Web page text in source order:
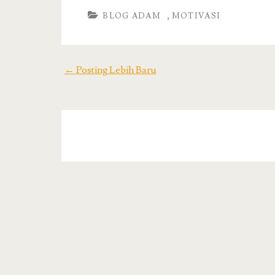
BLOG ADAM , MOTIVASI
← Posting Lebih Baru